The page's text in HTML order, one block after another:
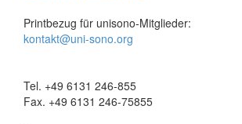
Printbezug für unisono-Mitglieder:
kontakt@uni-sono.org
Tel. +49 6131 246-855
Fax. +49 6131 246-75855